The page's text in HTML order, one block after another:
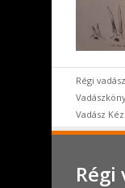
Régi
Vadász
Régi